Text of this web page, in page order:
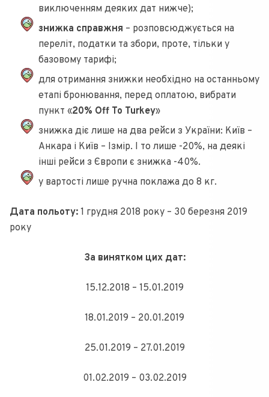
виключенням деяких дат нижче);
знижка справжня – розповсюджується на
переліт, податки та збори, проте, тільки у
базовому тарифі;
для отримання знижки необхідно на останньому
етапі бронювання, перед оплатою, вибрати
пункт «20% Off To Turkey»
знижка діє лише на два рейси з України: Київ –
Анкара і Київ – Ізмір. І то лише -20%, на деякі
інші рейси з Європи є знижка -40%.
у вартості лише ручна поклажа до 8 кг.
Дата польоту: 1 грудня 2018 року – 30 березня 2019
року
За винятком цих дат:
15.12.2018 – 15.01.2019
18.01.2019 – 20.01.2019
25.01.2019 – 27.01.2019
01.02.2019 – 03.02.2019